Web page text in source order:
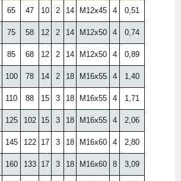
65 47 10 2 14 М12x45 4 0,51
75 58 12 2 14 М12x50 4 0,74
85 68 12 2 14 М12x50 4 0,89
100 78 14 2 18 М16x55 4 1,40
110 88 15 3 18 М16x55 4 1,71
125 102 15 3 18 М16x55 4 2,06
145 122 17 3 18 М16x60 4 2,80
160 133 17 3 18 М16x60 8 3,09